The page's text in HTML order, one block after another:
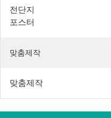
전단지
포스터
맞춤제작
맞춤제작